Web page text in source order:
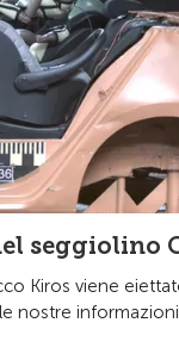
seggiolino
Kiros viene
nostre